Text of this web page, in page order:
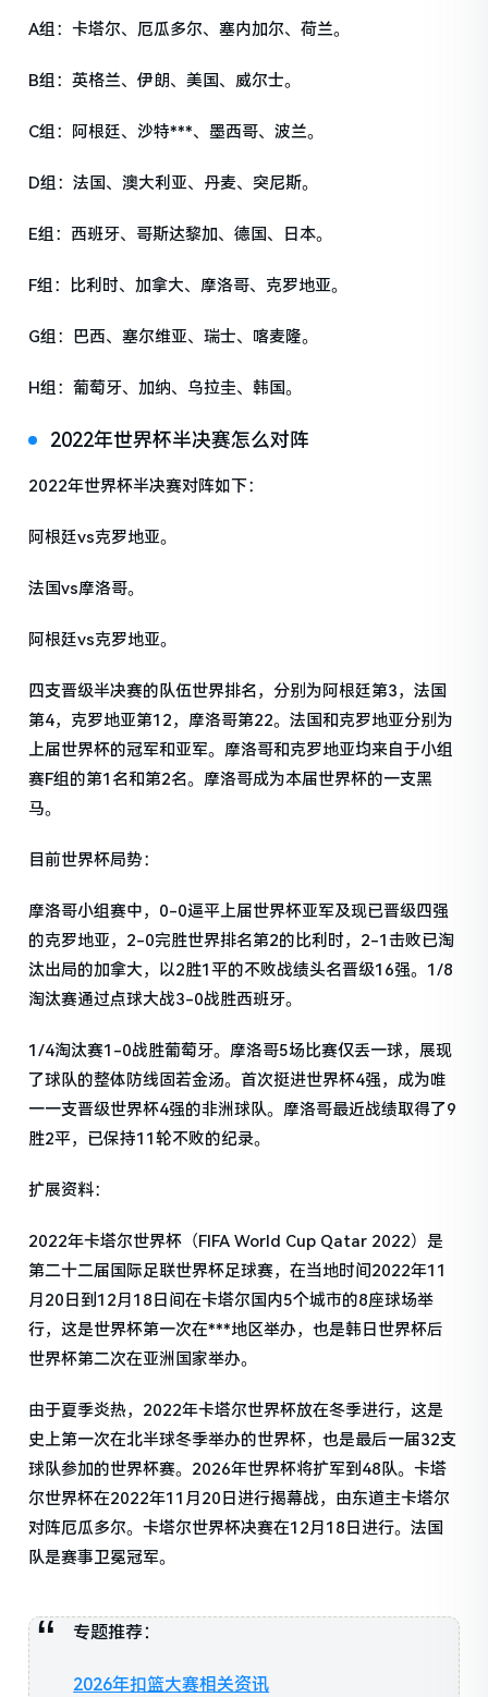
A组：卡塔尔、厄瓜多尔、塞内加尔、荷兰。
B组：英格兰、伊朗、美国、威尔士。
C组：阿根廷、沙特***、墨西哥、波兰。
D组：法国、澳大利亚、丹麦、突尼斯。
E组：西班牙、哥斯达黎加、德国、日本。
F组：比利时、加拿大、摩洛哥、克罗地亚。
G组：巴西、塞尔维亚、瑞士、喀麦隆。
H组：葡萄牙、加纳、乌拉圭、韩国。
2022年世界杯半决赛怎么对阵
2022年世界杯半决赛对阵如下：
阿根廷vs克罗地亚。
法国vs摩洛哥。
阿根廷vs克罗地亚。
四支晋级半决赛的队伍世界排名，分别为阿根廷第3，法国
第4，克罗地亚第12，摩洛哥第22。法国和克罗地亚分别为
上届世界杯的冠军和亚军。摩洛哥和克罗地亚均来自于小组
赛F组的第1名和第2名。摩洛哥成为本届世界杯的一支黑
马。
目前世界杯局势：
摩洛哥小组赛中，0-0逼平上届世界杯亚军及现已晋级四强
的克罗地亚，2-0完胜世界排名第2的比利时，2-1击败已淘
汰出局的加拿大，以2胜1平的不败战绩头名晋级16强。1/8
淘汰赛通过点球大战3-0战胜西班牙。
1/4淘汰赛1-0战胜葡萄牙。摩洛哥5场比赛仅丢一球，展现
了球队的整体防线固若金汤。首次挺进世界杯4强，成为唯
一一支晋级世界杯4强的非洲球队。摩洛哥最近战绩取得了9
胜2平，已保持11轮不败的纪录。
扩展资料：
2022年卡塔尔世界杯（FIFA World Cup Qatar 2022）是
第二十二届国际足联世界杯足球赛，在当地时间2022年11
月20日到12月18日间在卡塔尔国内5个城市的8座球场举
行，这是世界杯第一次在***地区举办，也是韩日世界杯后
世界杯第二次在亚洲国家举办。
由于夏季炎热，2022年卡塔尔世界杯放在冬季进行，这是
史上第一次在北半球冬季举办的世界杯，也是最后一届32支
球队参加的世界杯赛。2026年世界杯将扩军到48队。卡塔
尔世界杯在2022年11月20日进行揭幕战，由东道主卡塔尔
对阵厄瓜多尔。卡塔尔世界杯决赛在12月18日进行。法国
队是赛事卫冕冠军。
专题推荐：
2026年扣篮大赛相关资讯